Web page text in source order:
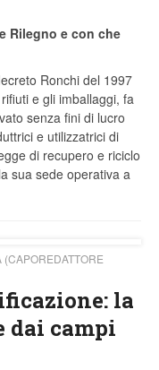
Rilegno e con che
Ronchi del 1997
e gli imballaggi, fa
senza fini di lucro
e utilizzatrici di
di recupero e riciclo
sua sede operativa a
(CAPOREDATTORE
la
dai campi